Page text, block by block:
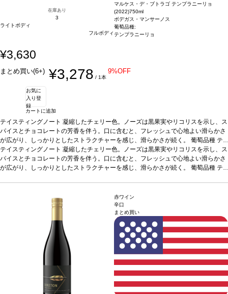
在庫あり
3
ライトボディ
フルボディ
マルケス・デ・ブトラゴ テンプラニーリョ
(2022)750ml
ボデガス・マンサーノス
葡萄品種:
テンプラニーリョ
¥3,630
まとめ買い(6+) ¥3,278 / 1本
9%OFF
お気に
入り登
録
カートに追加
テイスティングノート 凝縮したチェリー色。ノーズは黒果実やリコリスを示し、ス
パイスとチョコレートの芳香を伴う。口に含むと、フレッシュで心地よい滑らかさ
が広がり、しっかりとしたストラクチャーを感じ、滑らかさが続く。 葡萄品種 テ
ンプラニーリョ*本ヴィンテージが在庫切れの場合、在庫があり価格が同様の場合
は自動的に次のヴィンテージに変更されます、ご了承ください。
テイスティングノート 凝縮したチェリー色。ノーズは黒果実やリコリスを示し、ス
パイスとチョコレートの芳香を伴う。口に含むと、フレッシュで心地よい滑らかさ
が広がり、しっかりとしたストラクチャーを感じ、滑らかさが続く。 葡萄品種 テ
赤ワイン
辛口
まとめ買い